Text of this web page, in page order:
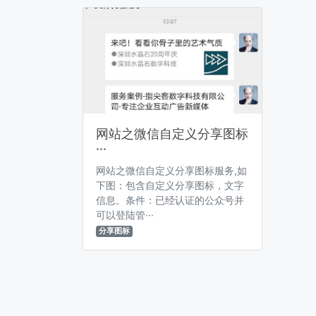
网站之微信自定义分享图标
···
网站之微信自定义分享图标服务,如
下图：包含自定义分享图标，文字
信息。条件：已经认证的公众号并
可以登陆管···
分享图标